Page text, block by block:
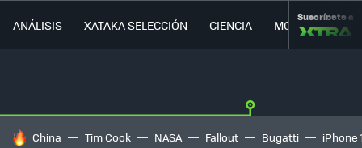
ANÁLISIS XATAKA SELECCIÓN CIENCIA MOVILIDAD
Suscríbete a
HOY SE HABLA DE
China Tim Cook NASA Fallout Bugatti iPhone